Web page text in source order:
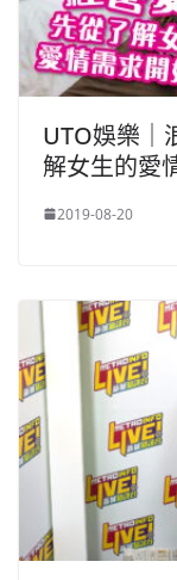
UTO娛樂｜
解女生的愛
2019-08-20